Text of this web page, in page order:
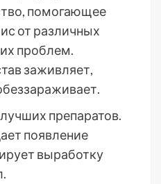
помогающее
от различных
проблем.
заживляет,
препаратов.
появление
выработку